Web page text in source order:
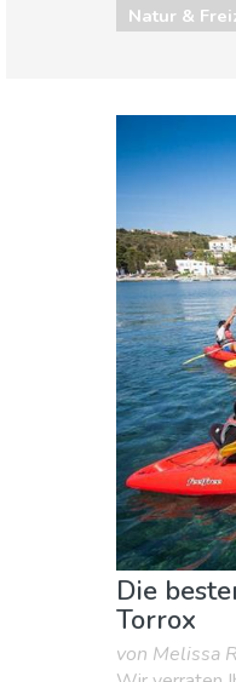
Natur &
Essen &
Sport &
Die
Torrox
von Melissa